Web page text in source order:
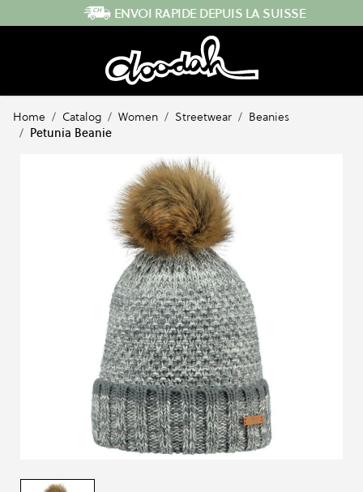
Skip to Content ENVOI RAPIDE DEPUIS LA SUISSE
Home / Catalog / Women / Streetwear / Beanies
/ Petunia Beanie